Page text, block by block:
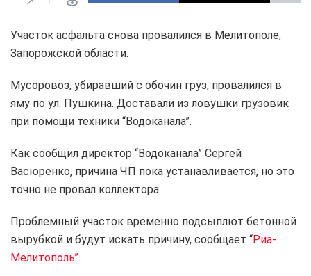
Участок асфальта снова провалился в Мелитополе,
Запорожской области.
Мусоровоз, убиравший с обочин груз, провалился в
яму по ул. Пушкина. Доставали из ловушки грузовик
при помощи техники “Водоканала”.
Как сообщил директор “Водоканала” Сергей
Васюренко, причина ЧП пока устанавливается, но это
точно не провал коллектора.
Проблемный участок временно подсыплют бетонной
вырубкой и будут искать причину, сообщает “Риа-
Мелитополь”.